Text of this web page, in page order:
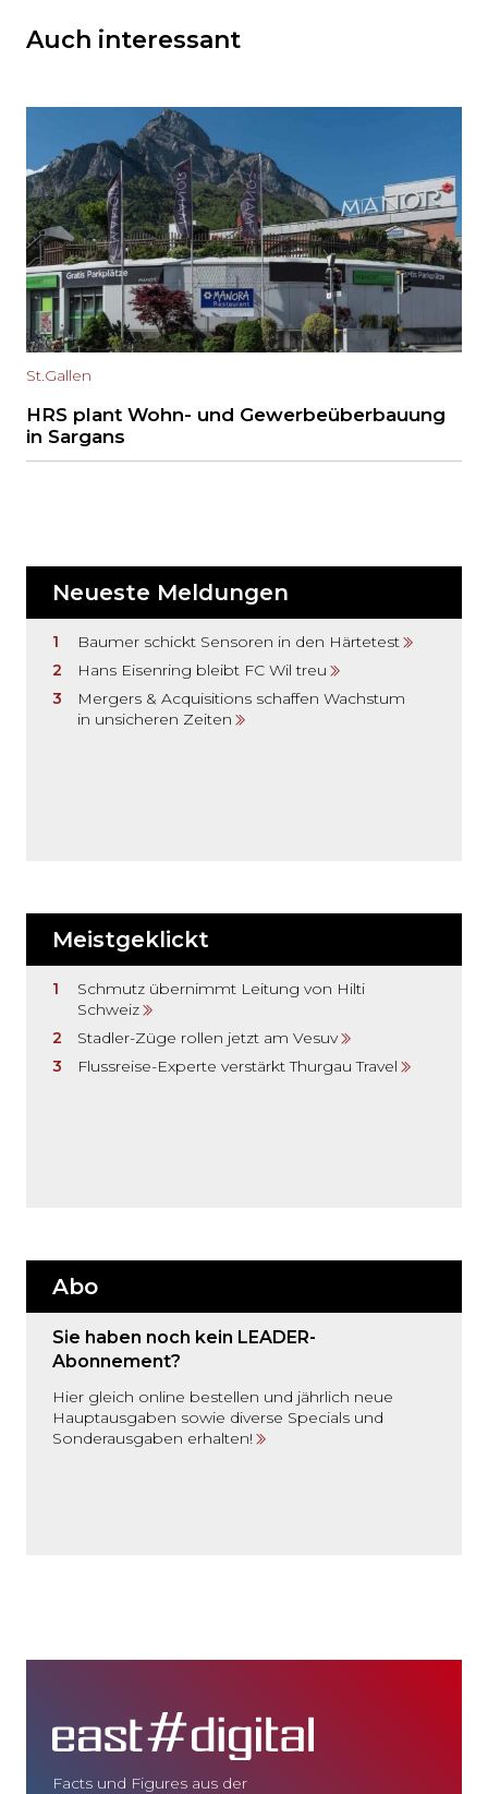
Auch interessant
St.Gallen
HRS plant Wohn- und Gewerbeüberbauung
in Sargans
Neueste Meldungen
Baumer schickt Sensoren in den Härtetest
Hans Eisenring bleibt FC Wil treu
Mergers & Acquisitions schaffen Wachstum
in unsicheren Zeiten
Meistgeklickt
Schmutz übernimmt Leitung von Hilti
Schweiz
Stadler-Züge rollen jetzt am Vesuv
Flussreise-Experte verstärkt Thurgau Travel
Abo
Sie haben noch kein LEADER-
Abonnement?
Hier gleich online bestellen und jährlich neue
Hauptausgaben sowie diverse Specials und
Sonderausgaben erhalten!
Facts und Figures aus der